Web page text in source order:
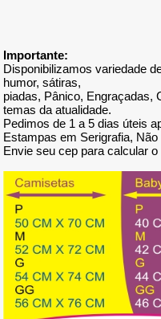
Importante:
Disponibilizamos variedade
humor, sátiras,
piadas, Pânico, Engraçadas,
temas da atualidade.
Pedimos de 1 a 5 dias úteis
Estampas em Serigrafia, Não
Envie seu cep para calcular o